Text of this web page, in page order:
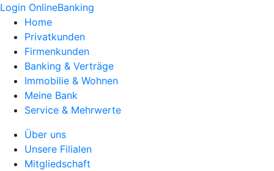
Login OnlineBanking
Home
Privatkunden
Firmenkunden
Banking & Verträge
Immobilie & Wohnen
Meine Bank
Service & Mehrwerte
Über uns
Unsere Filialen
Mitgliedschaft